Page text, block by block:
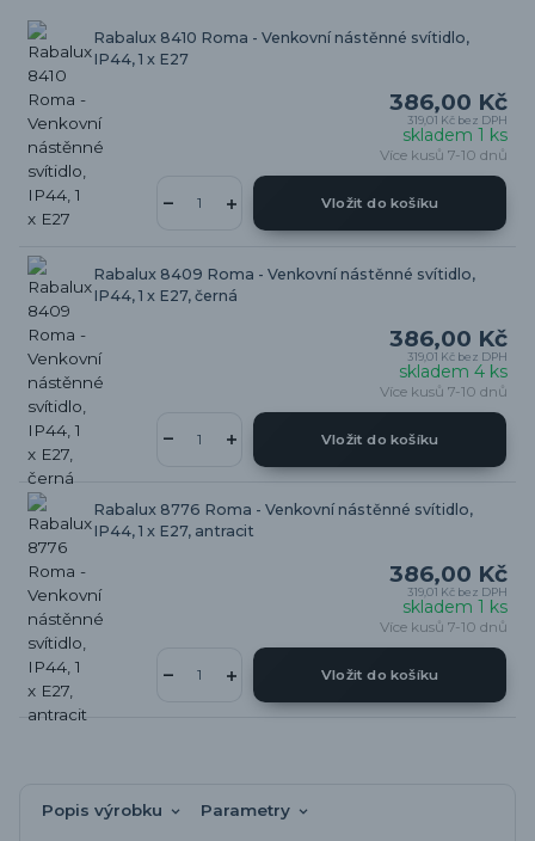
Rabalux 8410 Roma - Venkovní nástěnné svítidlo,
IP44, 1 x E27
386,00 Kč
319,01 Kč bez DPH
skladem 1 ks
Více kusů 7-10 dnů
Vložit do košíku
Rabalux 8409 Roma - Venkovní nástěnné svítidlo,
IP44, 1 x E27, černá
386,00 Kč
319,01 Kč bez DPH
skladem 4 ks
Více kusů 7-10 dnů
Vložit do košíku
Rabalux 8776 Roma - Venkovní nástěnné svítidlo,
IP44, 1 x E27, antracit
386,00 Kč
319,01 Kč bez DPH
skladem 1 ks
Více kusů 7-10 dnů
Vložit do košíku
Popis výrobku Parametry